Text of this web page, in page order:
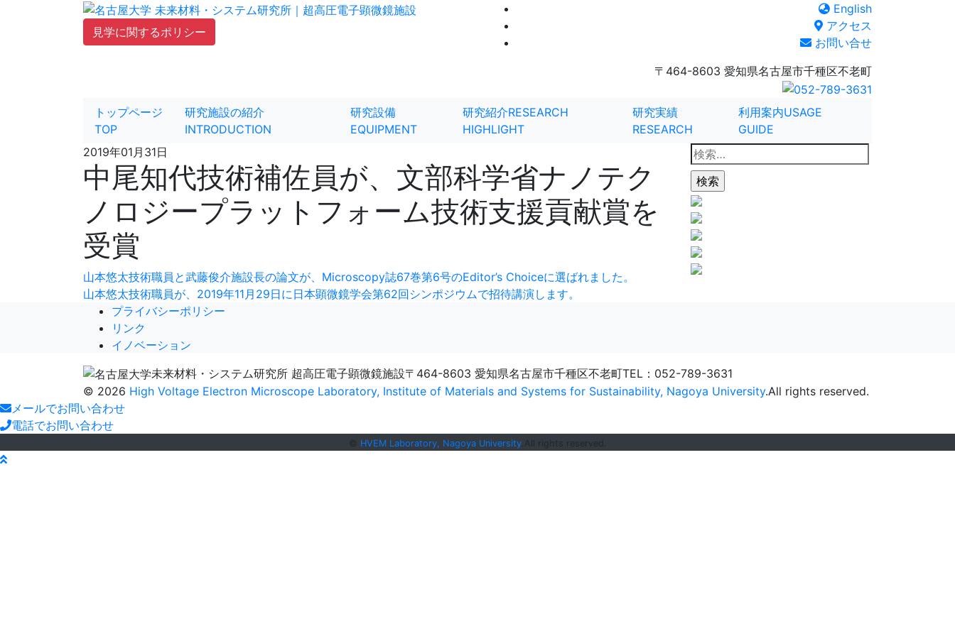
見学に関するポリシー
English
アクセス
お問い合せ
〒464-8603 愛知県名古屋市千種区不老町
トップページ
TOP
研究施設の紹介
INTRODUCTION
研究設備
EQUIPMENT
研究紹介RESEARCH
HIGHLIGHT
研究実績
RESEARCH
利用案内USAGE
GUIDE
2019年01月31日
中尾知代技術補佐員が、文部科学省ナノテク
ノロジープラットフォーム技術支援貢献賞を
受賞
投
稿
ナ
ビ
ゲ
ー
シ
山本悠太技術職員と武藤俊介施設長の論文が、Microscopy誌67巻第6号のEditor’s Choiceに選ばれました。
山本悠太技術職員が、2019年11月29日に日本顕微鏡学会第62回シンポジウムで招待講演します。
検
索:
プライバシーポリシー
リンク
イノベーション
未来材料・システム研究所 超高圧電子顕微鏡施設〒464-8603 愛知県名古屋市千種区不老町TEL：052-789-3631
© 2026 High Voltage Electron Microscope Laboratory, Institute of Materials and Systems for Sustainability, Nagoya University.All rights reserved.
メールでお問い合わせ
電話でお問い合わせ
HVEM Laboratory, Nagoya University.All rights reserved.